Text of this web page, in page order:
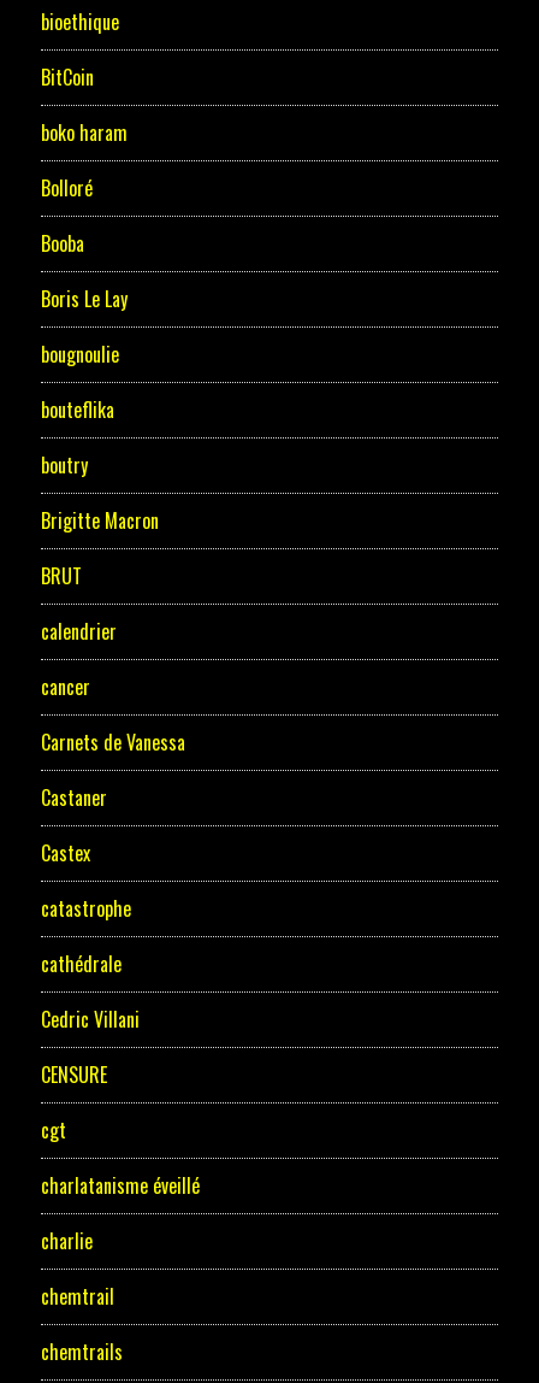
bioethique
BitCoin
boko haram
Bolloré
Booba
Boris Le Lay
bougnoulie
bouteflika
boutry
Brigitte Macron
BRUT
calendrier
cancer
Carnets de Vanessa
Castaner
Castex
catastrophe
cathédrale
Cedric Villani
CENSURE
cgt
charlatanisme éveillé
charlie
chemtrail
chemtrails